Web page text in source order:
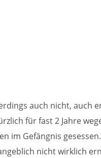
auch nicht, auch
für fast 2 Jahre
im Gefängnis
nicht wirklich